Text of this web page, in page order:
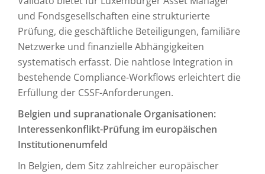
und Fondsgesellschaften eine strukturierte
Prüfung, die geschäftliche Beteiligungen, familiäre
Netzwerke und finanzielle Abhängigkeiten
systematisch erfasst. Die nahtlose Integration in
bestehende Compliance-Workflows erleichtert die
Erfüllung der CSSF-Anforderungen.
Belgien und supranationale Organisationen:
Interessenkonflikt-Prüfung im europäischen
Institutionenumfeld
In Belgien, dem Sitz zahlreicher europäischer